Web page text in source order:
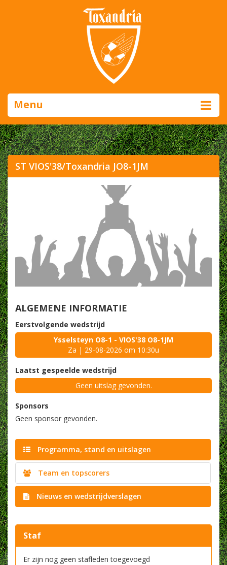
Menu
ST VIOS'38/Toxandria JO8-1JM
ALGEMENE INFORMATIE
Eerstvolgende wedstrijd
Ysselsteyn O8-1 - VIOS'38 O8-1JM
Za | 29-08-2026 om 10:30u
Laatst gespeelde wedstrijd
Geen uitslag gevonden.
Sponsors
Geen sponsor gevonden.
Programma, stand en uitslagen
Team en topscorers
Nieuws en wedstrijdverslagen
Staf
Er zijn nog geen stafleden toegevoegd